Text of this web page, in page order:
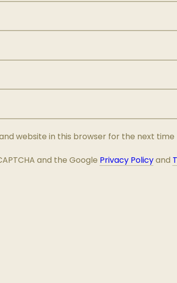
website in this browser for the next
and the Google Privacy Policyand